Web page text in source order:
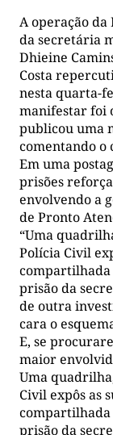
A operação
da secretária
Dhieine
Costa
nesta quarta-
manifestar foi
publicou uma
comentando o
Em uma
prisões
envolvendo a
de Pronto
“Uma
Polícia Civil
compartilhada
prisão da
de outra
cara o
E, se
maior
Uma
Civil expôs as
compartilhada
prisão da